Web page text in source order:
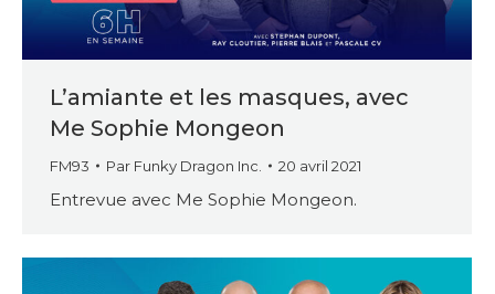
L’amiante et les masques, avec
Me Sophie Mongeon
FM93 Par Funky Dragon Inc. 20 avril 2021
Entrevue avec Me Sophie Mongeon.